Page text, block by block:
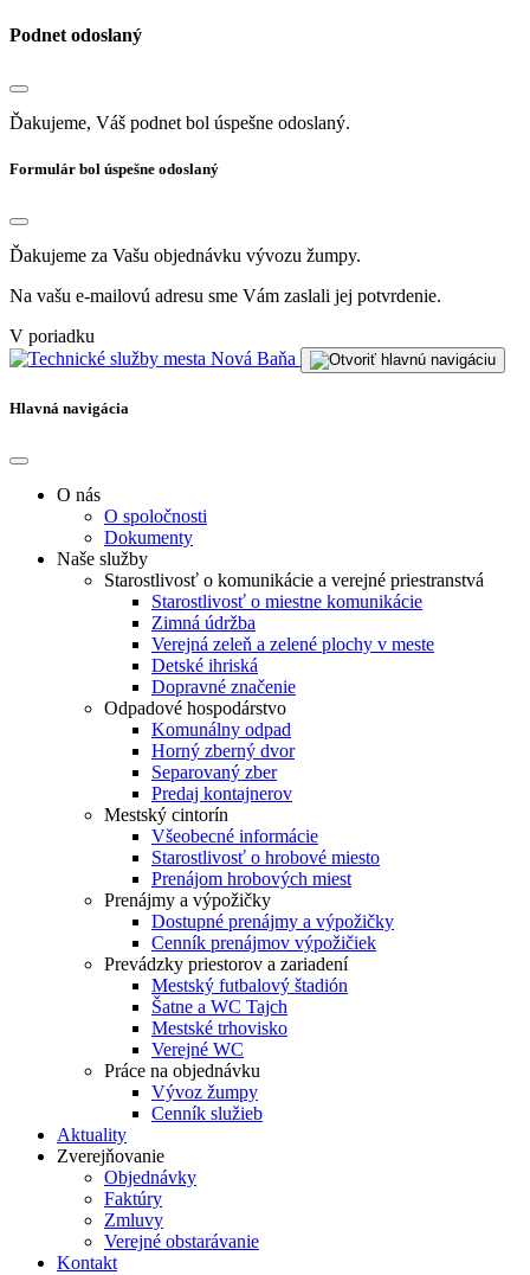
Podnet odoslaný
Ďakujeme, Váš podnet bol úspešne odoslaný.
Formulár bol úspešne odoslaný
Ďakujeme za Vašu objednávku vývozu žumpy.
Na vašu e-mailovú adresu sme Vám zaslali jej potvrdenie.
V poriadku
Hlavná navigácia
O nás
O spoločnosti
Dokumenty
Naše služby
Starostlivosť o komunikácie a verejné priestranstvá
Starostlivosť o miestne komunikácie
Zimná údržba
Verejná zeleň a zelené plochy v meste
Detské ihriská
Dopravné značenie
Odpadové hospodárstvo
Komunálny odpad
Horný zberný dvor
Separovaný zber
Predaj kontajnerov
Mestský cintorín
Všeobecné informácie
Starostlivosť o hrobové miesto
Prenájom hrobových miest
Prenájmy a výpožičky
Dostupné prenájmy a výpožičky
Cenník prenájmov výpožičiek
Prevádzky priestorov a zariadení
Mestský futbalový štadión
Šatne a WC Tajch
Mestské trhovisko
Verejné WC
Práce na objednávku
Vývoz žumpy
Cenník služieb
Aktuality
Zverejňovanie
Objednávky
Faktúry
Zmluvy
Verejné obstarávanie
Kontakt